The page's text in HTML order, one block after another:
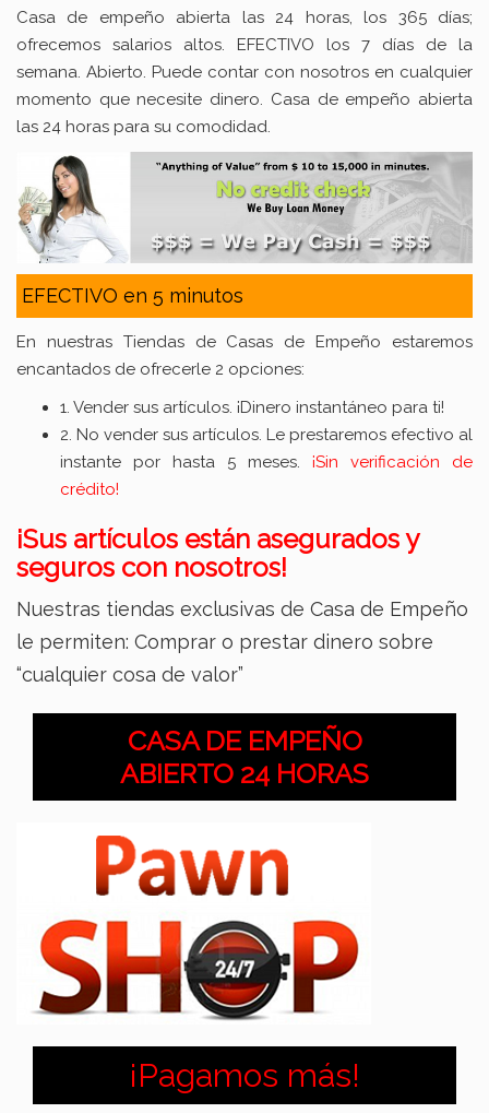
Casa de empeño abierta las 24 horas, los 365 días;
ofrecemos salarios altos. EFECTIVO los 7 días de la
semana. Abierto. Puede contar con nosotros en cualquier
momento que necesite dinero. Casa de empeño abierta
las 24 horas para su comodidad.
EFECTIVO en 5 minutos
En nuestras Tiendas de Casas de Empeño estaremos
encantados de ofrecerle 2 opciones:
1. Vender sus artículos. ¡Dinero instantáneo para ti!
2. No vender sus artículos. Le prestaremos efectivo al
instante por hasta 5 meses. ¡Sin verificación de
crédito!
¡Sus artículos están asegurados y
seguros con nosotros!
Nuestras tiendas exclusivas de Casa de Empeño
le permiten: Comprar o prestar dinero sobre
“cualquier cosa de valor”
CASA DE EMPEÑO
ABIERTO 24 HORAS
¡Pagamos más!